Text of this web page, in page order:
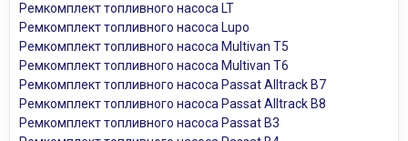
Ремкомплект топливного насоса LT
Ремкомплект топливного насоса Lupo
Ремкомплект топливного насоса Multivan T5
Ремкомплект топливного насоса Multivan T6
Ремкомплект топливного насоса Passat Alltrack B7
Ремкомплект топливного насоса Passat Alltrack B8
Ремкомплект топливного насоса Passat B3